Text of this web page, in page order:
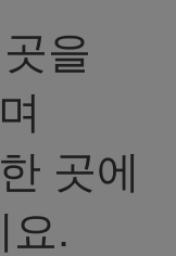
을
곳에
요.